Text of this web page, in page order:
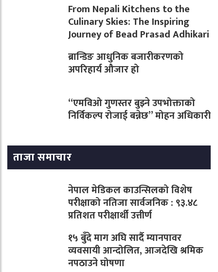
From Nepali Kitchens to the
Culinary Skies: The Inspiring
Journey of Bead Prasad Adhikari
ब्रान्डिङ आधुनिक बजारीकरणको
अपरिहार्य औजार हो
“एमविओ गुणस्तर बुझ्ने उपभोक्ताको
निर्विकल्प रोजाई बन्नेछ” मोहन अधिकारी
ताजा समाचार
नेपाल मेडिकल काउन्सिलको विशेष
परीक्षाको नतिजा सार्वजनिक : ९३.४८
प्रतिशत परीक्षार्थी उत्तीर्ण
१५ बुँदे माग अघि सार्दै म्यानपावर
व्यवसायी आन्दोलित, आजदेखि श्रमिक
नपठाउने घोषणा